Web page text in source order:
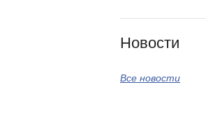
Новости
Все новости